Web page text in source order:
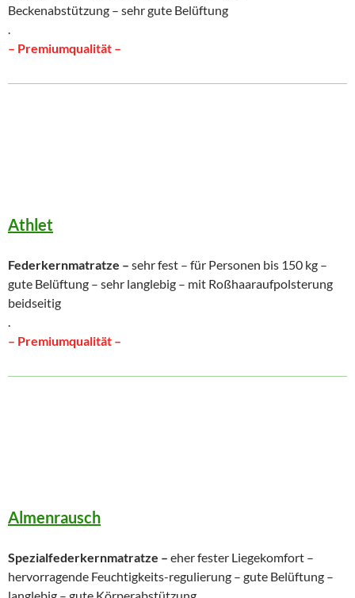
Beckenabstützung – sehr gute Belüftung
.
– Premiumqualität –
Athlet
Federkernmatratze – sehr fest – für Personen bis 150 kg –
gute Belüftung – sehr langlebig – mit Roßhaaraufpolsterung
beidseitig
.
– Premiumqualität –
Almenrausch
Spezialfederkernmatratze – eher fester Liegekomfort –
hervorragende Feuchtigkeits-regulierung – gute Belüftung –